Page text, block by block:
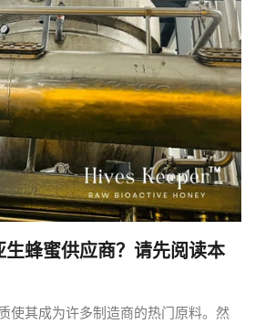
蜂蜜供应商？请先阅读本
使其成为许多制造商的热门原料。然